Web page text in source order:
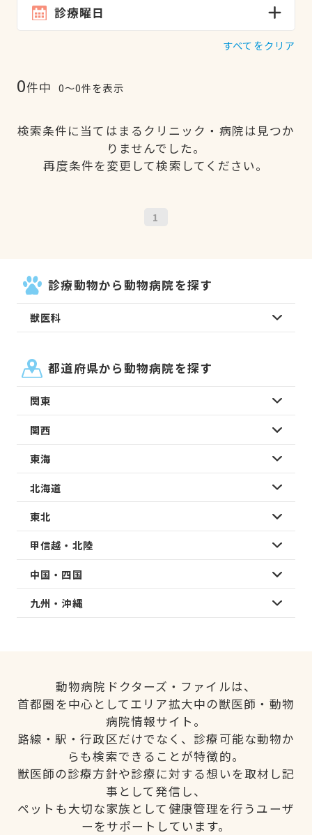
診療曜日
すべてをクリア
0件中 0〜0件を表示
検索条件に当てはまるクリニック・病院は見つか
りませんでした。
再度条件を変更して検索してください。
1
診療動物から動物病院を探す
獣医科
都道府県から動物病院を探す
関東
関西
東海
北海道
東北
甲信越・北陸
中国・四国
九州・沖縄
動物病院ドクターズ・ファイルは、
首都圏を中心としてエリア拡大中の獣医師・動物
病院情報サイト。
路線・駅・行政区だけでなく、診療可能な動物か
らも検索できることが特徴的。
獣医師の診療方針や診療に対する想いを取材し記
事として発信し、
ペットも大切な家族として健康管理を行うユーザ
ーをサポートしています。